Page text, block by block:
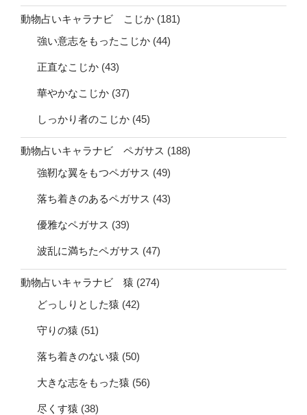
動物占いキャラナビ こじか (181)
強い意志をもったこじか (44)
正直なこじか (43)
華やかなこじか (37)
しっかり者のこじか (45)
動物占いキャラナビ ペガサス (188)
強靭な翼をもつペガサス (49)
落ち着きのあるペガサス (43)
優雅なペガサス (39)
波乱に満ちたペガサス (47)
動物占いキャラナビ 猿 (274)
どっしりとした猿 (42)
守りの猿 (51)
落ち着きのない猿 (50)
大きな志をもった猿 (56)
尽くす猿 (38)